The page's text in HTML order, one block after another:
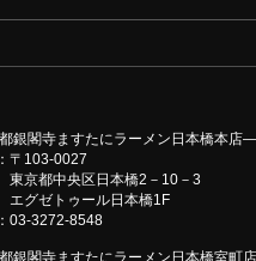
季限定メニュー】
銀閣寺ますたにラーメン日本橋本店―
〒103-0027
都中央区日本橋2－10－3
ゼトゥール日本橋1F
03-3272-8548
銀閣寺ますたにラーメン日本橋室町